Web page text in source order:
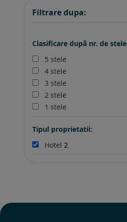
Filtrare dupa:
Clasificare după nr. de stele
5 stele
4 stele
3 stele
2 stele
1 stele
Tipul proprietatii:
Hotel 2